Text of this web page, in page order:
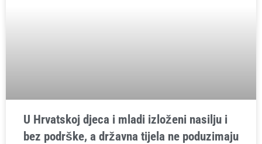
U Hrvatskoj djeca i mladi izloženi nasilju i
bez podrške, a državna tijela ne poduzimaju